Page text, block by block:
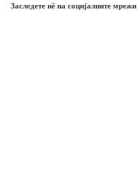
Заследете нѐ на социјалните мрежи